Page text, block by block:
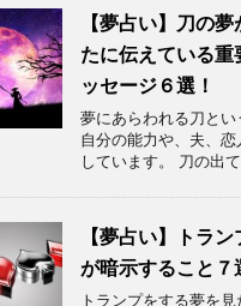
【夢占い】刀の夢
たに伝えている重
ッセージ６選！
夢にあらわれる刀とい
自分の能力や、夫、恋
しています。 刀の出
【夢占い】トラン
が暗示すること７
トランプをする夢を見